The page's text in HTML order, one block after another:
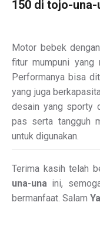
150 di tojo-una-
Motor bebek
fitur mumpuni yang
Performanya bisa
yang juga
desain yang sporty
pas serta tangguh
untuk digunakan.
Terima kasih telah
una-una ini,
bermanfaat. Salam